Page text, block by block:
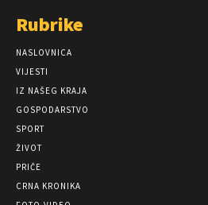
Rubrike
NASLOVNICA
VIJESTI
IZ NAŠEG KRAJA
GOSPODARSTVO
SPORT
ŽIVOT
PRIČE
CRNA KRONIKA